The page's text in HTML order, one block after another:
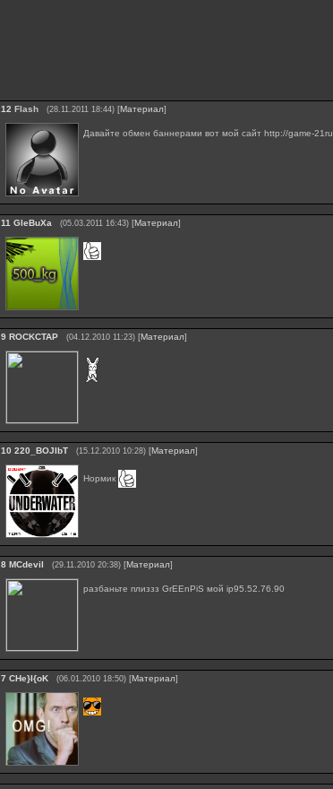
12 Flash (28.11.2011 18:44) [Материал]
Давайте обмен баннерами вот мой сайт http://game-
11 GleBuXa (05.03.2011 16:43) [Материал]
9 ROCKCTAP (04.12.2010 11:23) [Материал]
10 220_BOJIbT (15.12.2010 10:28) [Материал]
Нормик
8 MCdevil (29.11.2010 20:38) [Материал]
разбаньте плиззз GrEEnPiS мой ip95.52.76.90
7 CHe}I{oK (06.01.2010 18:50) [Материал]